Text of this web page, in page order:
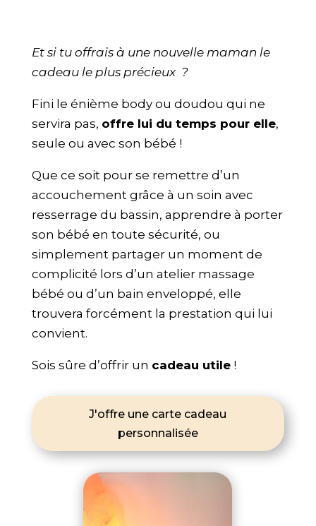
Et si tu offrais à une nouvelle maman le
cadeau le plus précieux ?
Fini le énième body ou doudou qui ne
servira pas, offre lui du temps pour elle,
seule ou avec son bébé !
Que ce soit pour se remettre d’un
accouchement grâce à un soin avec
resserrage du bassin, apprendre à porter
son bébé en toute sécurité, ou
simplement partager un moment de
complicité lors d’un atelier massage
bébé ou d’un bain enveloppé, elle
trouvera forcément la prestation qui lui
convient.
Sois sûre d’offrir un cadeau utile!
J'offre une carte cadeau
personnalisée